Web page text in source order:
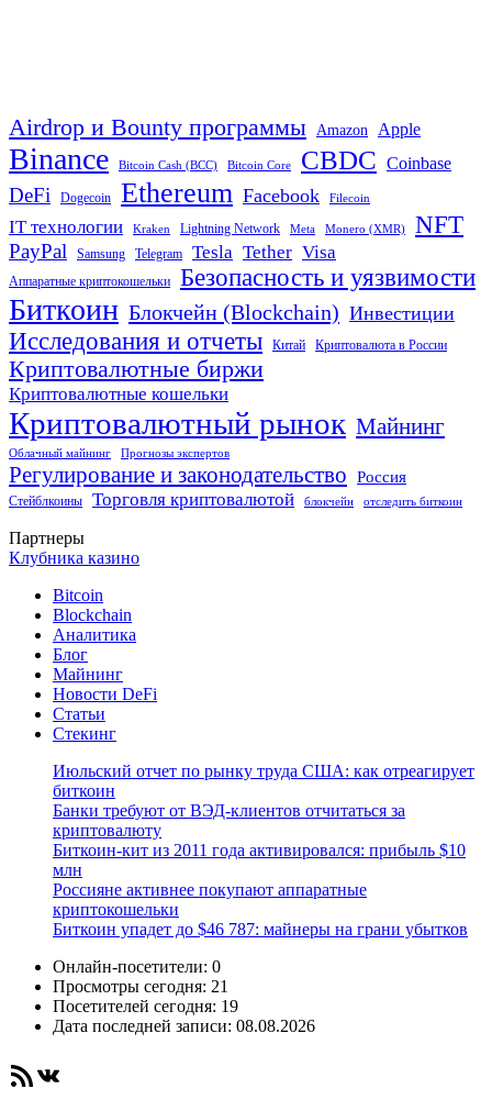
Airdrop и Bounty программы Amazon Apple
Binance Bitcoin Cash (BCC) Bitcoin Core CBDC Coinbase
DeFi Dogecoin Ethereum Facebook Filecoin
IT технологии Kraken Lightning Network Meta Monero (XMR) NFT
PayPal Samsung Telegram Tesla Tether Visa
Аппаратные криптокошельки Безопасность и уязвимости
Биткоин Блокчейн (Blockchain) Инвестиции
Исследования и отчеты Китай Криптовалюта в России
Криптовалютные биржи
Криптовалютные кошельки
Криптовалютный рынок Майнинг
Облачный майнинг Прогнозы экспертов
Регулирование и законодательство Россия
Стейблкоины Торговля криптовалютой блокчейн отследить биткоин
Партнеры
Клубника казино
Bitcoin
Blockchain
Аналитика
Блог
Майнинг
Новости DeFi
Статьи
Стекинг
Июльский отчет по рынку труда США: как отреагирует
биткоин
Банки требуют от ВЭД-клиентов отчитаться за
криптовалюту
Биткоин-кит из 2011 года активировался: прибыль $10
млн
Россияне активнее покупают аппаратные
криптокошельки
Биткоин упадет до $46 787: майнеры на грани убытков
Онлайн-посетители: 0
Просмотры сегодня: 21
Посетителей сегодня: 19
Дата последней записи: 08.08.2026
RSS-лентаВКонтакте